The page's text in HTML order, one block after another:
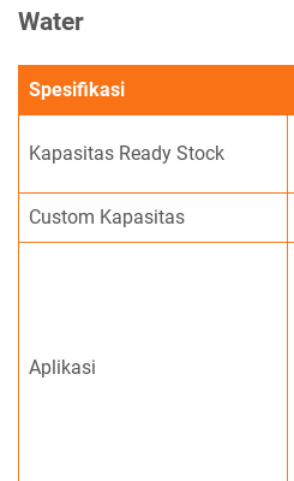
Water
Spesifikasi
Kapasitas Ready Stock
Custom Kapasitas
Aplikasi